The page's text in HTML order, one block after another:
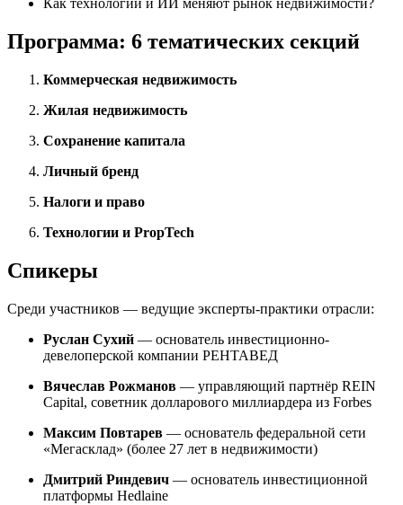
Как технологии и ИИ меняют рынок недвижимости?
Программа: 6 тематических секций
Коммерческая недвижимость
Жилая недвижимость
Сохранение капитала
Личный бренд
Налоги и право
Технологии и PropTech
Спикеры
Среди участников — ведущие эксперты-практики отрасли:
Руслан Сухий — основатель инвестиционно-
девелоперской компании РЕНТАВЕД
Вячеслав Рожманов — управляющий партнёр REIN
Capital, советник долларового миллиардера из Forbes
Максим Повтарев — основатель федеральной сети
«Мегасклад» (более 27 лет в недвижимости)
Дмитрий Риндевич — основатель инвестиционной
платформы Hedlaine